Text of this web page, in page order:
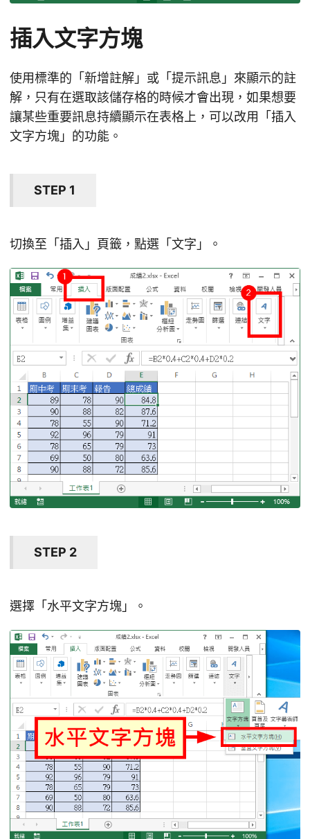
插入文字方塊
使用標準的「新增註解」或「提示訊息」來顯示的註
解，只有在選取該儲存格的時候才會出現，如果想要
讓某些重要訊息持續顯示在表格上，可以改用「插入
文字方塊」的功能。
STEP 1
切換至「插入」頁籤，點選「文字」。
STEP 2
選擇「水平文字方塊」。